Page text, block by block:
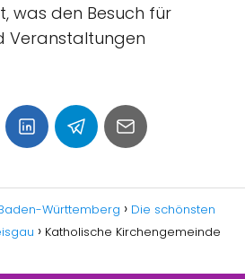
was den Besuch für
Veranstaltungen
Württemberg
Die schönsten
Katholische Kirchengemeinde